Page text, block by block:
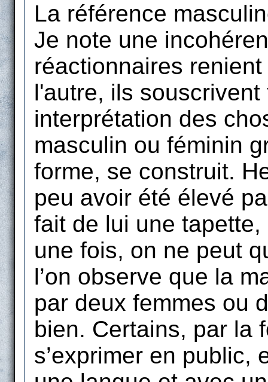
La référence
Je note une
réactionnaires
l'autre, ils
interprétation des
masculin ou féminin
forme, se construit.
peu avoir été élevé
fait de lui une
une fois, on ne peut
l’on observe que la
par deux femmes ou
bien. Certains, par la
s’exprimer en public,